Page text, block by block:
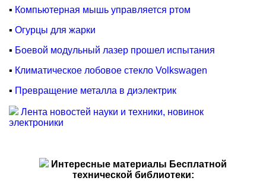
▪ Компьютерная мышь управляется ртом
▪ Огурцы для жарки
▪ Боевой модульный лазер прошел испытания
▪ Климатическое лобовое стекло Volkswagen
▪ Превращение металла в диэлектрик
Лента новостей науки и техники, новинок
электроники
Интересные материалы Бесплатной
технической библиотеки: